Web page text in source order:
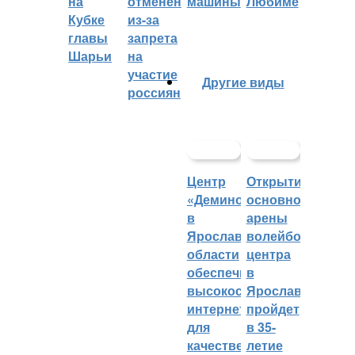
Кубке
главы
Шарьи
из-за
запрета
на
участие
россиян
Другие виды
Центр
«Демино»
в
Ярославской
области
обеспечивают
высокоскоростным
интернетом
для
качественных
Открытие
основной
арены
волейбольного
центра
в
Ярославле
пройдет
в 35-
летие